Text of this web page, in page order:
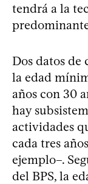
tendrá a la
Dos datos de
la edad
años con 30
hay
actividades
cada tres
ejemplo–.
del BPS, la